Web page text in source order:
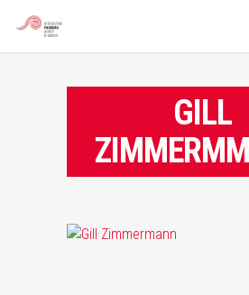
GILL